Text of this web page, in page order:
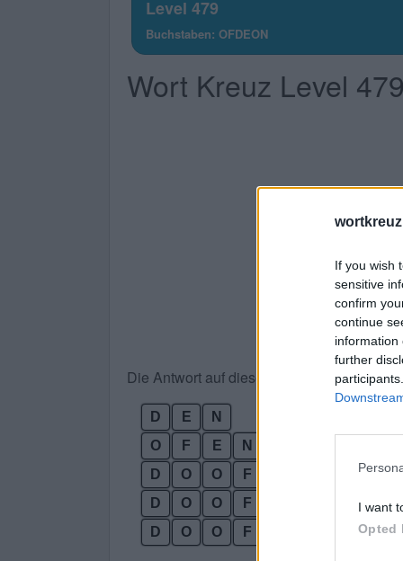
If you wish
sensitive
confirm
continue
information
further
I want
Opted
Sie
alle
Buchstaben
des
Level 479
Buchstaben: OFDEON
Wort Kreuz Level
Die Antwort auf dieses Rätsel lautet:
D E
N
O
F E
N
D
O O
F
D
O O F
D
O O F